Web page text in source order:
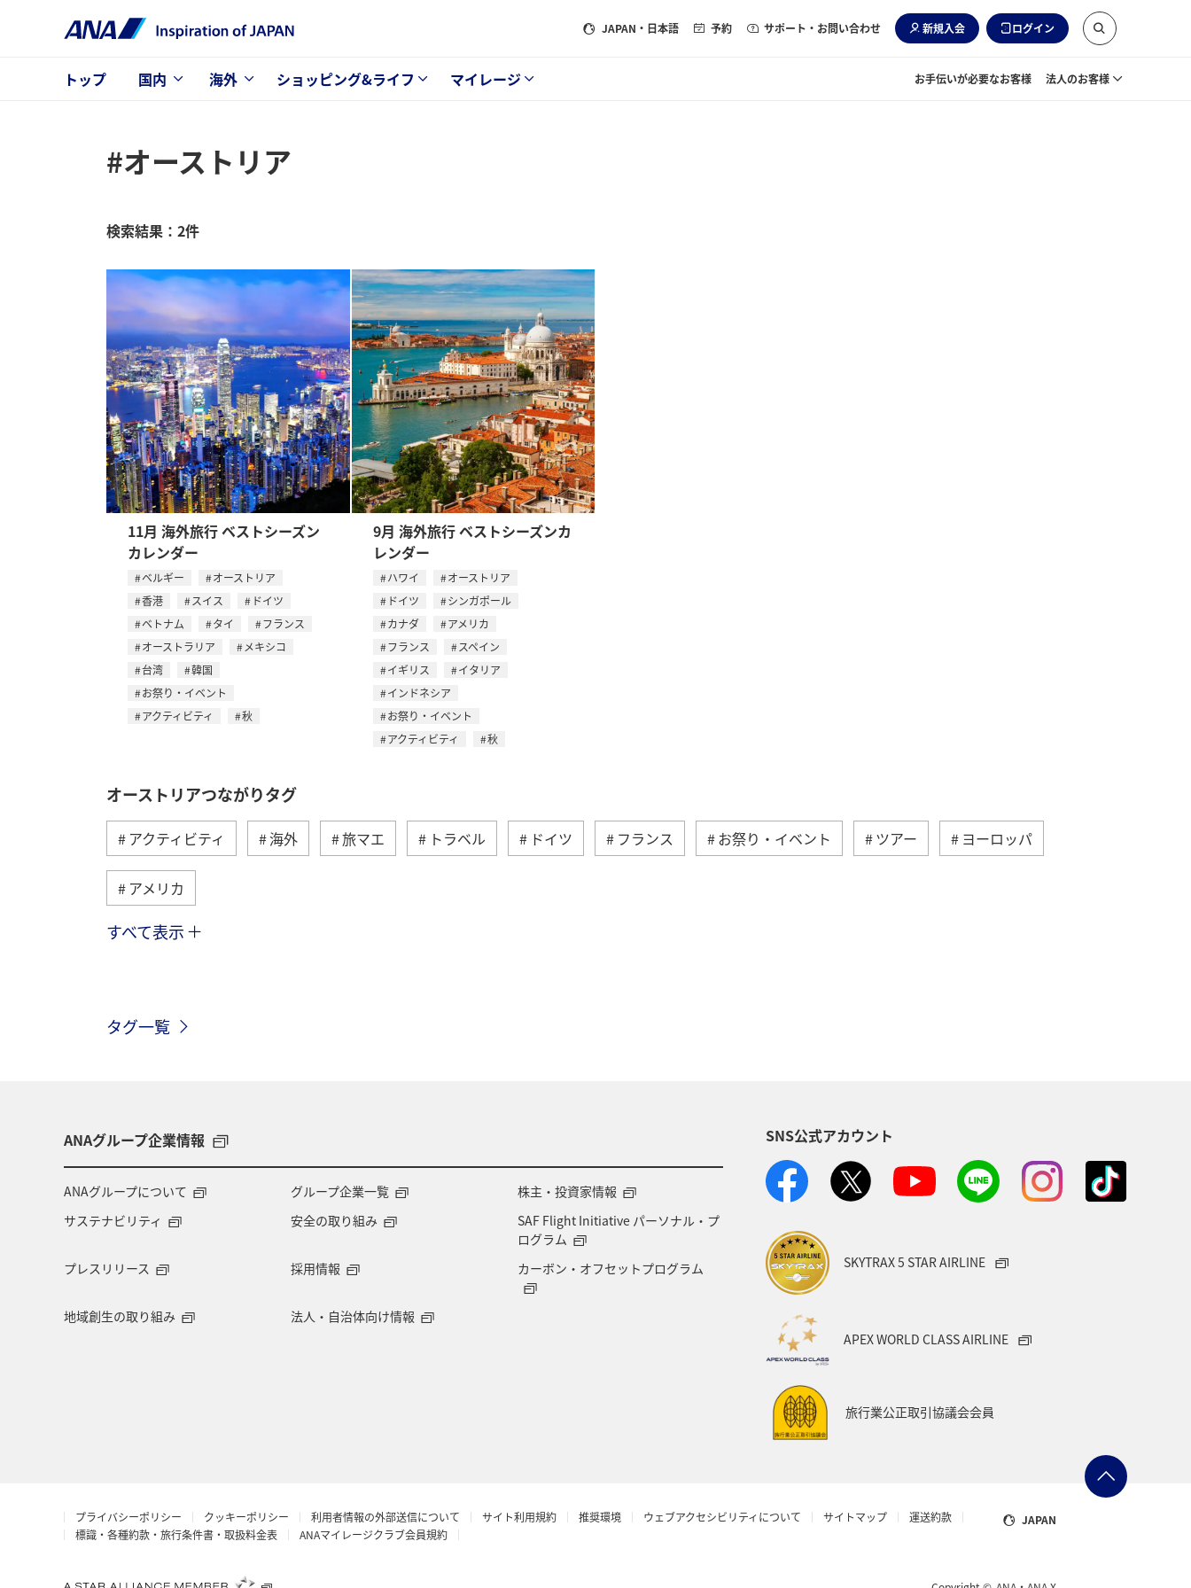
JAPAN ・日本語 予約 サポート・お問い合わせ 新規入会 ログイン
トップ 国内 海外 ショッピング&ライフ マイレージ お手伝いが必要なお客様 法人のお客様
#オーストリア
検索結果：2件
11月 海外旅行 ベストシーズン
カレンダー
ベルギー
オーストリア
香港
スイス
ドイツ
ベトナム
タイ
フランス
オーストラリア
メキシコ
台湾
韓国
お祭り・イベント
アクティビティ
秋
9月 海外旅行 ベストシーズンカ
レンダー
ハワイ
オーストリア
ドイツ
シンガポール
カナダ
アメリカ
フランス
スペイン
イギリス
イタリア
インドネシア
お祭り・イベント
アクティビティ
秋
オーストリアつながりタグ
アクティビティ 海外 旅マエ トラベル ドイツ フランス お祭り・イベント ツアー ヨーロッパ
アメリカ
ベトナム
東南アジア・南アジア
すべて表示
タグ一覧
ANAグループ企業情報
ANAグループについて グループ企業一覧
株主・投資家情報
サステナビリティ
安全の取り組み
SAF Flight Initiative パーソナル・プ
ログラム
プレスリリース
採用情報 カーボン・オフセットプログラム
地域創生の取り組み 法人・自治体向け情報
SNS公式アカウント
SKYTRAX 5 STAR AIRLINE
APEX WORLD CLASS AIRLINE
旅行業公正取引協議会会員
プライバシーポリシー クッキーポリシー 利用者情報の外部送信について サイト利用規約 推奨環境 ウェブアクセシビリティについて サイトマップ
運送約款
標識・各種約款・旅行条件書・取扱料金表
ANAマイレージクラブ会員規約
JAPAN